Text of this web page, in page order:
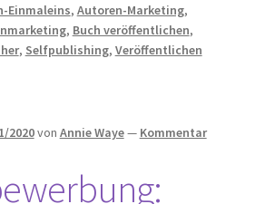
Einmaleins, Autoren-Marketing,
, Buch veröffentlichen,
, Selfpublishing, Veröffentlichen
2020von Annie Waye— Kommentar